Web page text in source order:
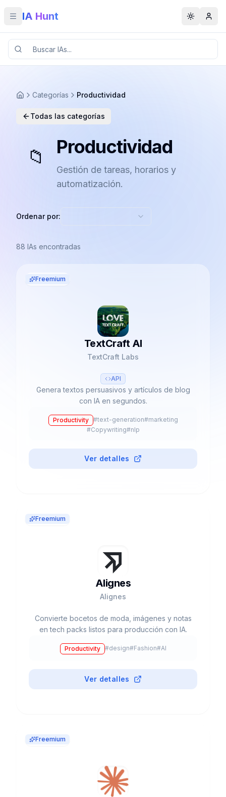
Toggle menu
IA Hunt Toggle
Categorías Productividad
Todas las categorías
📁 Productividad
Gestión de tareas, horarios y
automatización.
Ordenar por:
88 IAs encontradas
Freemium
TextCraft AI
TextCraft Labs
API
Genera textos persuasivos y artículos de blog
con IA en segundos.
Productivity #text-generation#marketing
#Copywriting#nlp
Ver detalles
Freemium
Alignes
Alignes
Convierte bocetos de moda, imágenes y notas
en tech packs listos para producción con IA.
Productivity #design#Fashion#AI
Ver detalles
Freemium